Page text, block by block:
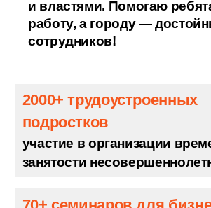
Знаю рынок труда как
и легко нахожу общий
и властями. Помогаю
ЭММА ПОДГОРНАЯ
emma.podgornaya@edutech-
8-812-566-60-17